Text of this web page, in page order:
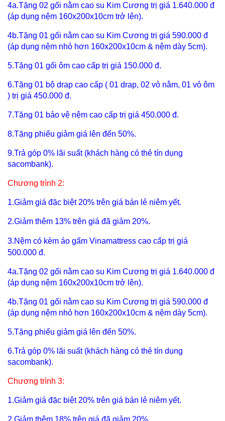
4a.Tặng 02 gối nằm cao su Kim Cương trị giá 1.640.000 đ
(áp dụng nệm 160x200x10cm trở lên).
4b.Tặng 01 gối nằm cao su Kim Cương trị giá 590.000 đ
(áp dụng nệm nhỏ hơn 160x200x10cm & nệm dày 5cm).
5.Tặng 01 gối ôm cao cấp trị giá 150.000 đ.
6.Tặng 01 bộ drap cao cấp ( 01 drap, 02 vỏ nằm, 01 vỏ ôm
) trị giá 450.000 đ.
7.Tặng 01 bảo vệ nệm cao cấp trị giá 450.000 đ.
8.Tặng phiếu giảm giá lên đến 50%.
9.Trả góp 0% lãi suất (khách hàng có thẻ tín dụng
sacombank).
Chương trình 2:
1.Giảm giá đặc biệt 20% trên giá bán lẻ niêm yết.
2.Giảm thêm 13% trên giá đã giảm 20%.
3.Nệm có kèm áo gấm Vinamattress cao cấp trị giá
500.000 đ.
4a.Tặng 02 gối nằm cao su Kim Cương trị giá 1.640.000 đ
(áp dụng nệm 160x200x10cm trở lên).
4b.Tặng 01 gối nằm cao su Kim Cương trị giá 590.000 đ
(áp dụng nệm nhỏ hơn 160x200x10cm & nệm dày 5cm).
5.Tặng phiếu giảm giá lên đến 50%.
6.Trả góp 0% lãi suất (khách hàng có thẻ tín dụng
sacombank).
Chương trình 3:
1.Giảm giá đặc biệt 20% trên giá bán lẻ niêm yết.
2.Giảm thêm 18% trên giá đã giảm 20%.